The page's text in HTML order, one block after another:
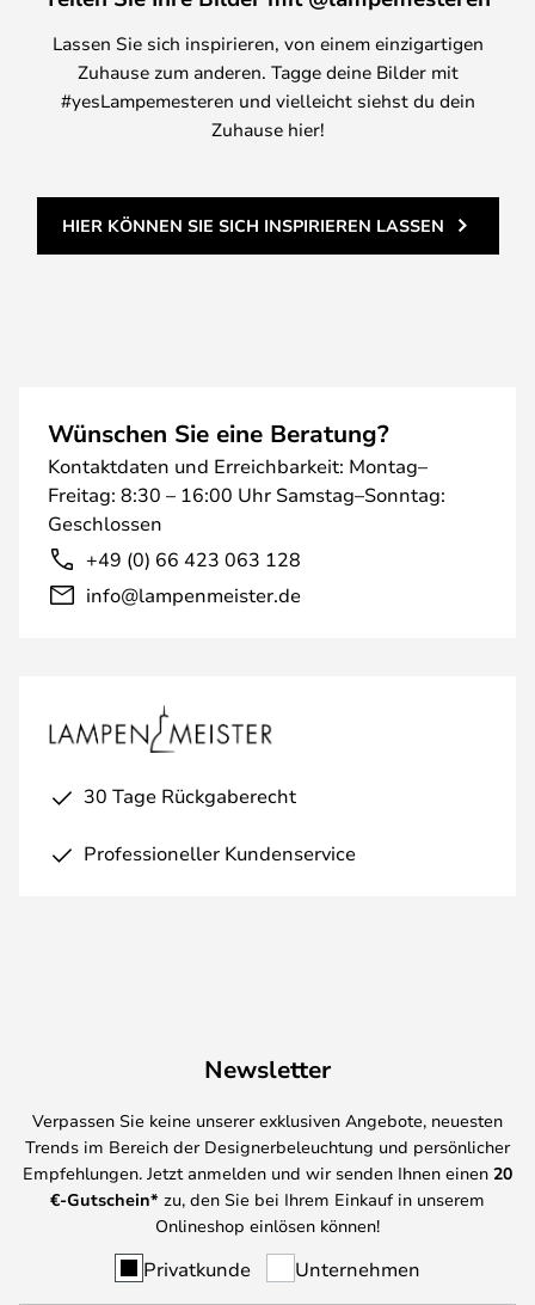
Lassen Sie sich inspirieren, von einem einzigartigen
Zuhause zum anderen. Tagge deine Bilder mit
#yesLampemesteren und vielleicht siehst du dein
Zuhause hier!
HIER KÖNNEN SIE SICH INSPIRIEREN LASSEN
Wünschen Sie eine Beratung?
Kontaktdaten und Erreichbarkeit: Montag–
Freitag: 8:30 – 16:00 Uhr Samstag–Sonntag:
Geschlossen
+49 (0) 66 423 063 128
info@lampenmeister.de
30 Tage Rückgaberecht
Professioneller Kundenservice
Newsletter
Verpassen Sie keine unserer exklusiven Angebote, neuesten
Trends im Bereich der Designerbeleuchtung und persönlicher
Empfehlungen. Jetzt anmelden und wir senden Ihnen einen 20
€-Gutschein* zu, den Sie bei Ihrem Einkauf in unserem
Onlineshop einlösen können!
Privatkunde Unternehmen